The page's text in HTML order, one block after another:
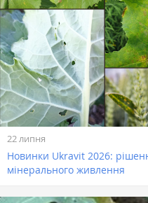
22 липня
Новинки Ukravit 2026:
мінерального живлення